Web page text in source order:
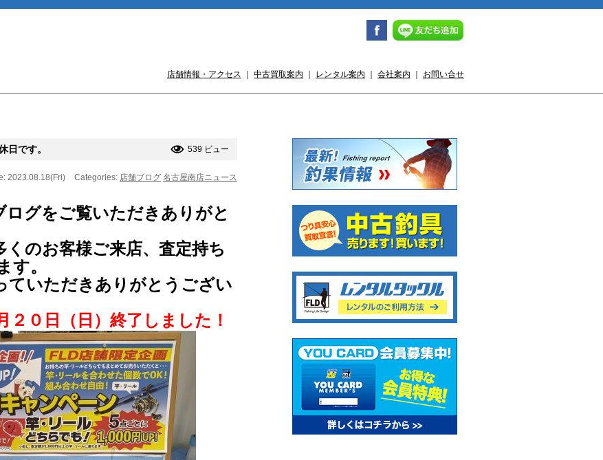
店舗情報・アクセス 中古買取案内 レンタル案内 会社案内 お問い合せ
日です。 539 ビュー
2023.08.18(Fri) Categories: 店舗ブログ 名古屋南店ニュース
ログをご覧いただきありがと
くのお客様ご来店、査定持ち
す。
ていただきありがとうござい
２０日（日）終了しました！